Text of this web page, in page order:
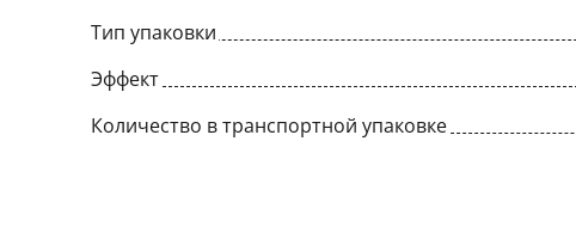
Тип упаковки
Эффект
Количество в транспортной упаковке